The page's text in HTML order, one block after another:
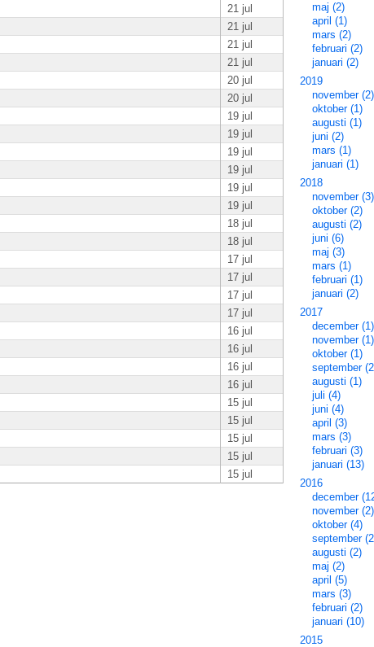
21 jul
21 jul
21 jul
21 jul
20 jul
20 jul
19 jul
19 jul
19 jul
19 jul
19 jul
19 jul
18 jul
18 jul
17 jul
17 jul
17 jul
17 jul
16 jul
16 jul
16 jul
16 jul
15 jul
15 jul
15 jul
15 jul
15 jul
maj (2)
april (1)
mars (2)
februari (2)
januari (2)
2019
november (2)
oktober (1)
augusti (1)
juni (2)
mars (1)
januari (1)
2018
november (3)
oktober (2)
augusti (2)
juni (6)
maj (3)
mars (1)
februari (1)
januari (2)
2017
december (1)
november (1)
oktober (1)
september
augusti (1)
juli (4)
juni (4)
april (3)
mars (3)
februari (3)
januari (13)
2016
december
november (2)
oktober (4)
september
augusti (2)
maj (2)
april (5)
mars (3)
februari (2)
januari (10)
2015